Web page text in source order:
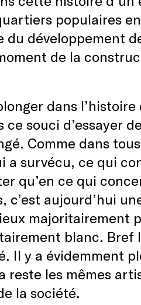
populaires
développement
de la
dans l’histoire
souci d’essayer
Comme dans
a survécu, ce qui
qu’en ce qui
aujourd’hui
majoritairement
blanc. Bref
Il y a évidemment
les mêmes
la société.